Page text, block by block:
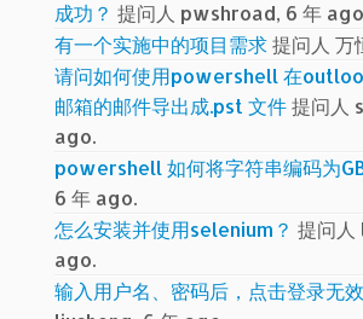
成功？ 提问人 pwshroad, 6 年
有一个实施中的项目需求提问人 万
请问如何使用powershell 在
邮箱的邮件导出成.pst 文件提问人
ago.
powershell 如何将字符串编码为
6 年 ago.
怎么安装并使用selenium？ 提问人
ago.
输入用户名、密码后，点击登录无